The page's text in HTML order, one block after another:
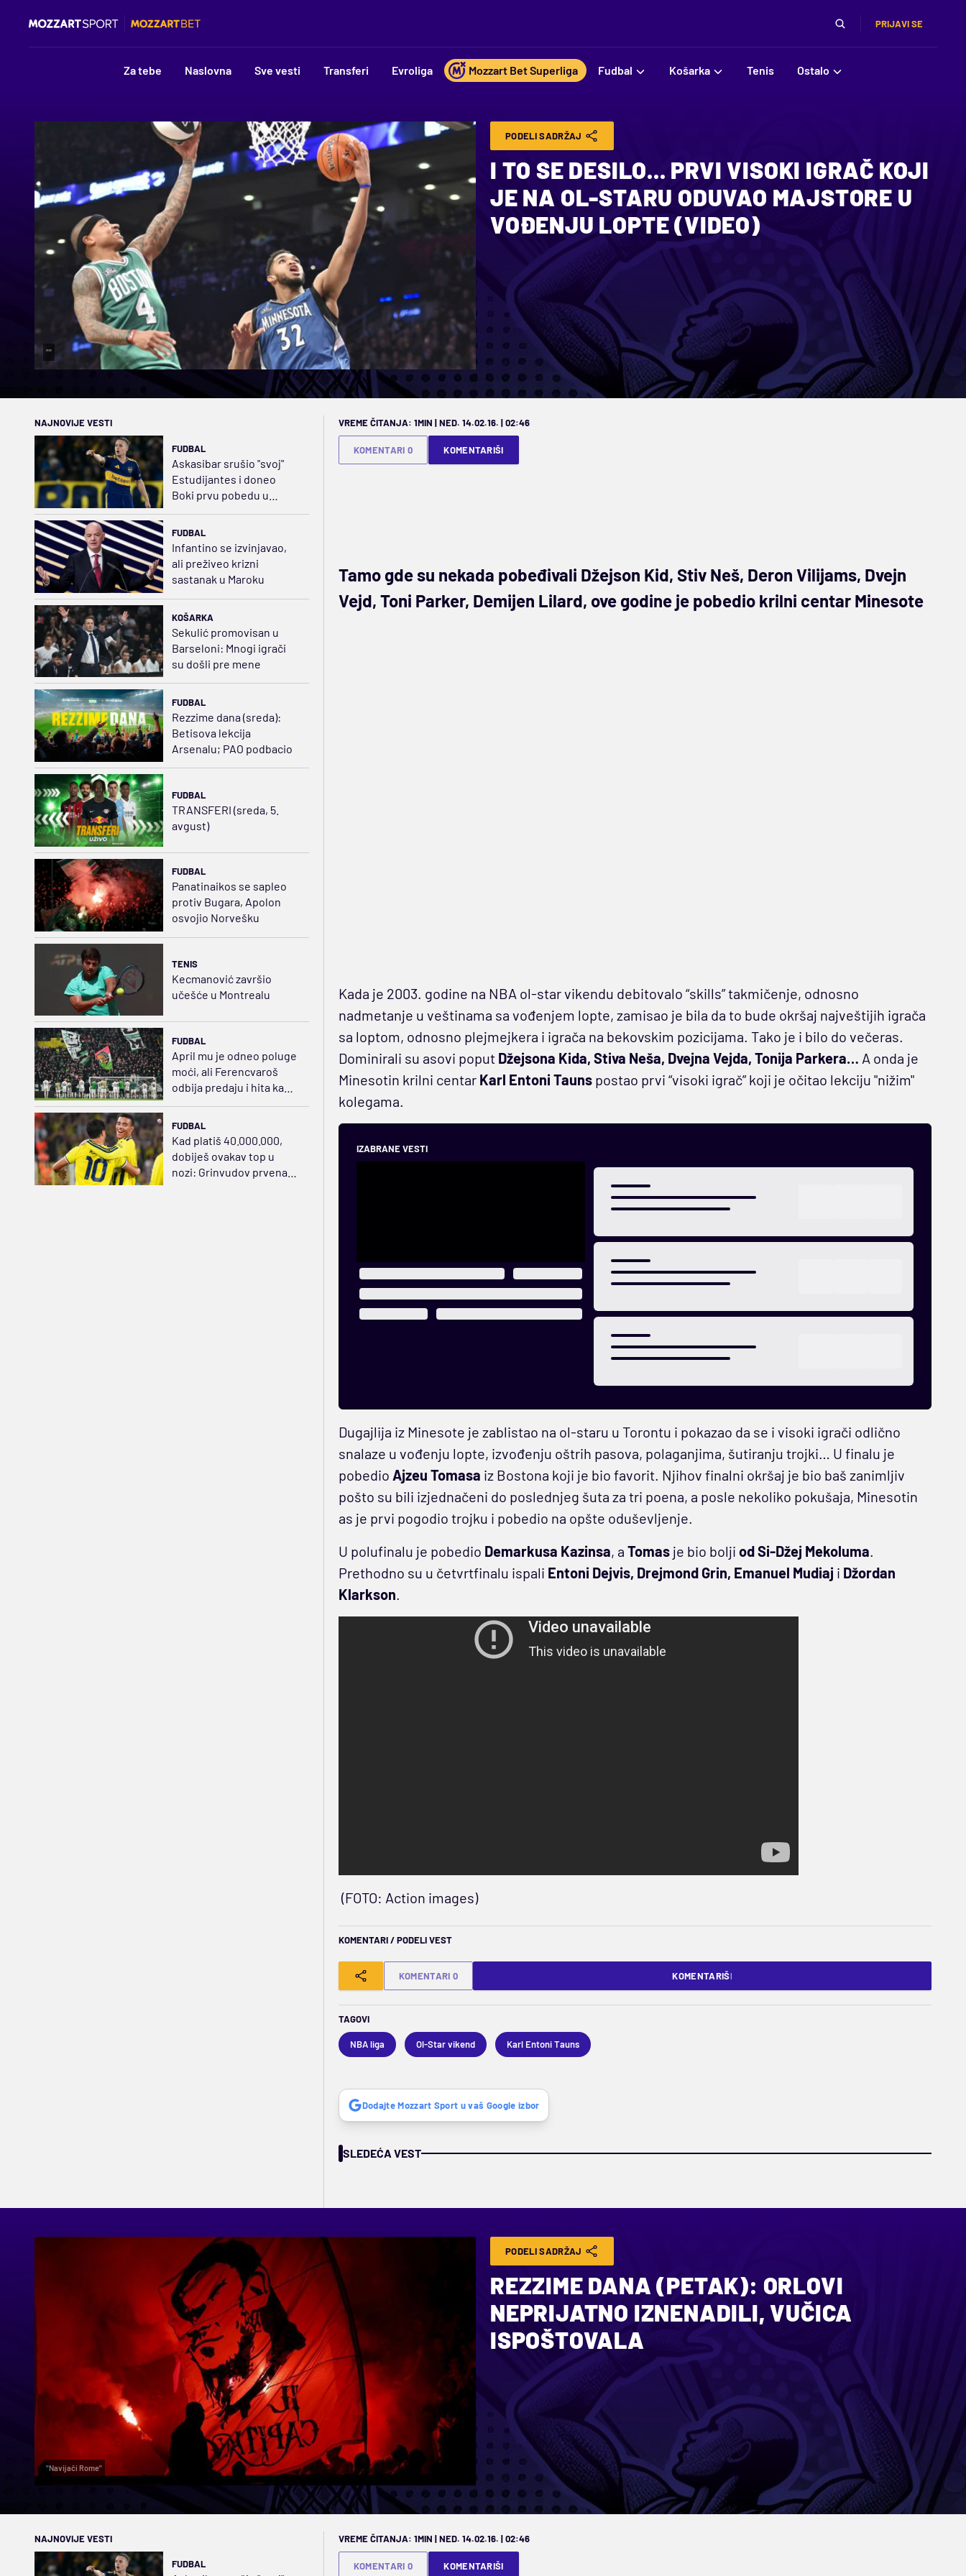
PRIJAVI SE
Za tebe Naslovna Sve vesti Transferi Evroliga Mozzart Bet Superliga Fudbal Košarka Tenis Ostalo
""
PODELI SADRŽAJ
I TO SE DESILO... PRVI VISOKI IGRAČ KOJI
JE NA OL-STARU ODUVAO MAJSTORE U
VOĐENJU LOPTE (VIDEO)
NAJNOVIJE VESTI
FUDBAL
Askasibar srušio "svoj"
Estudijantes i doneo
Boki prvu pobedu u
FUDBAL
Infantino se izvinjavao,
ali preživeo krizni
sastanak u Maroku
KOŠARKA
Sekulić promovisan u
Barseloni: Mnogi igrači
su došli pre mene
FUDBAL
Rezzime dana (sreda):
Betisova lekcija
Arsenalu; PAO podbacio
FUDBAL
TRANSFERI (sreda, 5.
avgust)
FUDBAL
Panatinaikos se sapleo
protiv Bugara, Apolon
osvojio Norvešku
TENIS
Kecmanović završio
učešće u Montrealu
FUDBAL
April mu je odneo poluge
moći, ali Ferencvaroš
odbija predaju i hita ka
FUDBAL
Kad platiš 40.000.000,
dobiješ ovakav top u
nozi: Grinvudov prvenac,
VREME ČITANJA: 1MIN | NED. 14.02.16. | 02:46
KOMENTARI 0 KOMENTARIŠI
Tamo gde su nekada pobeđivali Džejson Kid, Stiv Neš, Deron Vilijams, Dvejn
Vejd, Toni Parker, Demijen Lilard, ove godine je pobedio krilni centar Minesote
Kada je 2003. godine na NBA ol-star vikendu debitovalo “skills” takmičenje, odnosno
nadmetanje u veštinama sa vođenjem lopte, zamisao je bila da to bude okršaj najveštijih igrača
sa loptom, odnosno plejmejkera i igrača na bekovskim pozicijama. Tako je i bilo do večeras.
Dominirali su asovi poput Džejsona Kida, Stiva Neša, Dvejna Vejda, Tonija Parkera… A onda je
Minesotin krilni centar Karl Entoni Taunspostao prvi “visoki igrač” koji je očitao lekciju "nižim"
kolegama.
IZABRANE VESTI
Dugajlija iz Minesote je zablistao na ol-staru u Torontu i pokazao da se i visoki igrači odlično
snalaze u vođenju lopte, izvođenju oštrih pasova, polaganjima, šutiranju trojki… U finalu je
pobedio Ajzeu Tomasa iz Bostona koji je bio favorit. Njihov finalni okršaj je bio baš zanimljiv
pošto su bili izjednačeni do poslednjeg šuta za tri poena, a posle nekoliko pokušaja, Minesotin
as je prvi pogodio trojku i pobedio na opšte oduševljenje.
U polufinalu je pobedio Demarkusa Kazinsa, a Tomasje bio bolji od Si-Džej Mekoluma.
Prethodno su u četvrtfinalu ispali Entoni Dejvis, Drejmond Grin, Emanuel Mudiaj i Džordan
Klarkson.
(FOTO: Action images)
KOMENTARI / PODELI VEST
KOMENTARI 0 KOMENTARIŠI
TAGOVI
NBA liga Ol-Star vikend Karl Entoni Tauns
Dodajte Mozzart Sport u vaš Google izbor
SLEDEĆA VEST
"Navijači Rome"
PODELI SADRŽAJ
REZZIME DANA (PETAK): ORLOVI
NEPRIJATNO IZNENADILI, VUČICA
ISPOŠTOVALA
NAJNOVIJE VESTI
FUDBAL
VREME ČITANJA: 1MIN | NED. 14.02.16. | 02:46
KOMENTARI 0 KOMENTARIŠI